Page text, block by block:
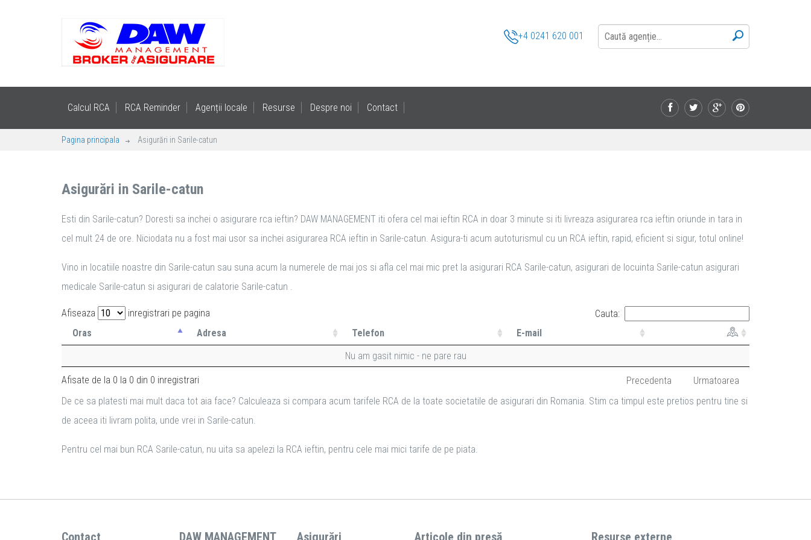
+4 0241 620 001
Calcul RCA RCA Reminder Agenții locale Resurse Despre noi Contact
Pagina principala Asigurări in Sarile-catun
Asigurări in Sarile-catun
Esti din Sarile-catun? Doresti sa inchei o asigurare rca ieftin? DAW MANAGEMENT iti ofera cel mai ieftin RCA in doar 3 minute si iti livreaza asigurarea rca ieftin oriunde in tara in
cel mult 24 de ore. Niciodata nu a fost mai usor sa inchei asigurarea RCA ieftin in Sarile-catun. Asigura-ti acum autoturismul cu un RCA ieftin, rapid, eficient si sigur, totul online!
Vino in locatiile noastre din Sarile-catun sau suna acum la numerele de mai jos si afla cel mai mic pret la asigurari RCA Sarile-catun, asigurari de locuinta Sarile-catun asigurari
medicale Sarile-catun si asigurari de calatorie Sarile-catun .
Afiseaza inregistrari pe pagina
Cauta:
Oras
Adresa Telefon
E-mail
Nu am gasit nimic - ne pare rau
Afisate de la 0 la 0 din 0 inregistrari Precedenta
Urmatoarea
De ce sa platesti mai mult daca tot aia face? Calculeaza si compara acum tarifele RCA de la toate societatile de asigurari din Romania. Stim ca timpul este pretios pentru tine si
de aceea iti livram polita, unde vrei in Sarile-catun.
Pentru cel mai bun RCA Sarile-catun, nu uita sa apelezi la RCA ieftin, pentru cele mai mici tarife de pe piata.
Contact DAW MANAGEMENT Asigurări Articole din presă Resurse externe